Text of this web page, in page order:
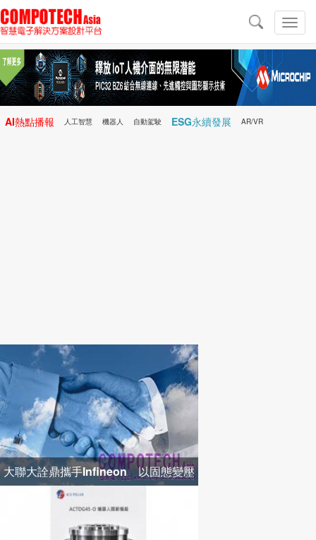
切
換
導
航
AI熱點播報 人工智慧 機器人 自動駕駛 ESG永續發展 AR/VR
大聯大詮鼎攜手Infineon 以固態變壓
器打造高效配電新架構